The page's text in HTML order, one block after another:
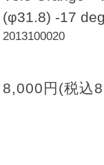
(φ31.8) -17
2013100020
8,000円(税込